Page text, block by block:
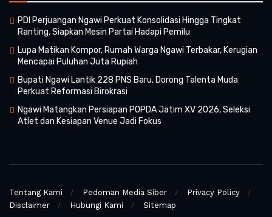
PDI Perjuangan Ngawi Perkuat Konsolidasi Hingga Tingkat
Ranting, Siapkan Mesin Partai Hadapi Pemilu
Lupa Matikan Kompor, Rumah Warga Ngawi Terbakar, Kerugian
Mencapai Puluhan Juta Rupiah
Bupati Ngawi Lantik 228 PNS Baru, Dorong Talenta Muda
Perkuat Reformasi Birokrasi
Ngawi Matangkan Persiapan POPDA Jatim XV 2026, Seleksi
Atlet dan Kesiapan Venue Jadi Fokus
Tentang Kami Pedoman Media Siber
Privacy Policy
Disclaimer
Hubungi Kami Sitemap